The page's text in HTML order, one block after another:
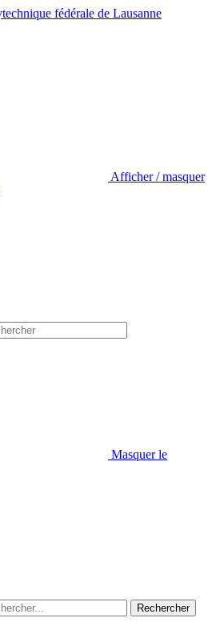
Afficher / masquer
Masquer le
Rechercher